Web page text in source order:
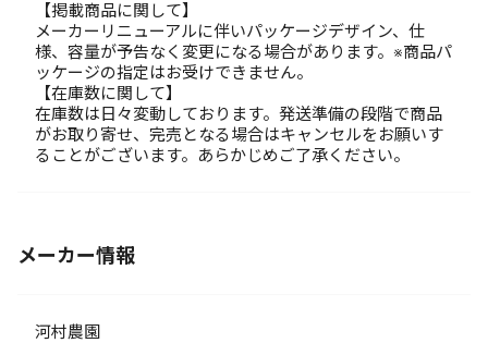
【掲載商品に関して】
メーカーリニューアルに伴いパッケージデザイン、仕
様、容量が予告なく変更になる場合があります。※商品パ
ッケージの指定はお受けできません。
【在庫数に関して】
在庫数は日々変動しております。発送準備の段階で商品
がお取り寄せ、完売となる場合はキャンセルをお願いす
ることがございます。あらかじめご了承ください。
メーカー情報
河村農園